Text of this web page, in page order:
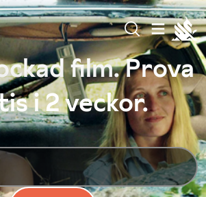
film. Prova
i 2 veckor.